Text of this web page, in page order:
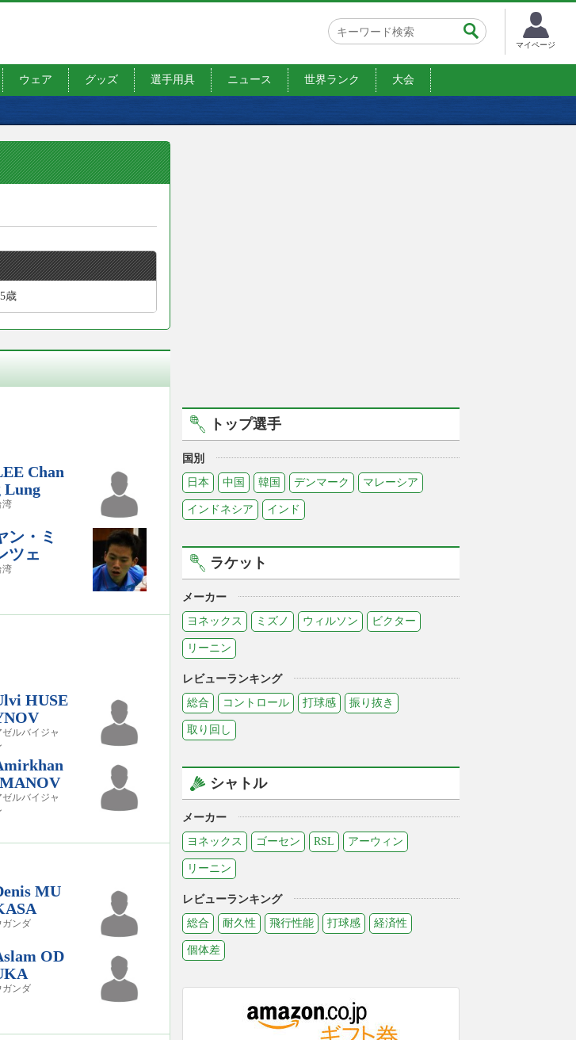
マイページ
ウェア グッズ 選手用具 ニュース 世界ランク 大会
歳
Chan
Lung
湾
ン・ミ
ツェ
湾
HUSE
ゼルバイジャ
ゼルバイジャ
MU
ガンダ
OD
ガンダ
トップ選手
国別
日本
中国 韓国 デンマーク マレーシア
インドネシア インド
ラケット
メーカー
ヨネックス
ミズノ ウィルソン ビクター
リーニン
レビューランキング
総合
コントロール 打球感 振り抜き
取り回し
シャトル
メーカー
ヨネックス
ゴーセン RSL アーウィン
リーニン
レビューランキング
総合
耐久性 飛行性能 打球感 経済性
個体差